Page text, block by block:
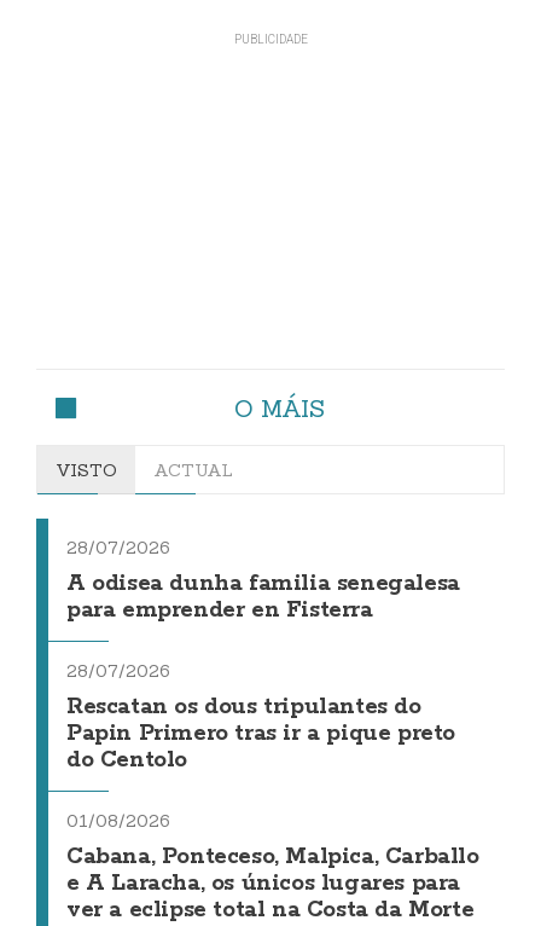
O MÁIS
VISTO ACTUAL
28/07/2026
A odisea dunha familia senegalesa
para emprender en Fisterra
28/07/2026
Rescatan os dous tripulantes do
Papin Primero tras ir a pique preto
do Centolo
01/08/2026
Cabana, Ponteceso, Malpica, Carballo
e A Laracha, os únicos lugares para
ver a eclipse total na Costa da Morte